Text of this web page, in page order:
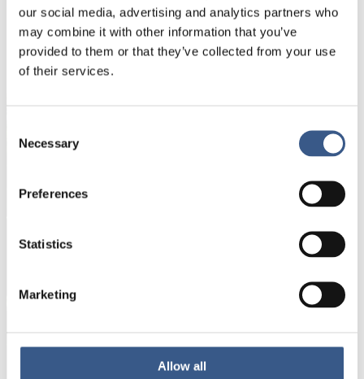
our social media, advertising and analytics partners who
may combine it with other information that you’ve
provided to them or that they’ve collected from your use
of their services.
Selection
Necessary
Preferences
Statistics
Marketing
Allow all
NYHETSBREV
Få nyhetsbrev och aviseringar om nya
Namn *
Integritetspolicy